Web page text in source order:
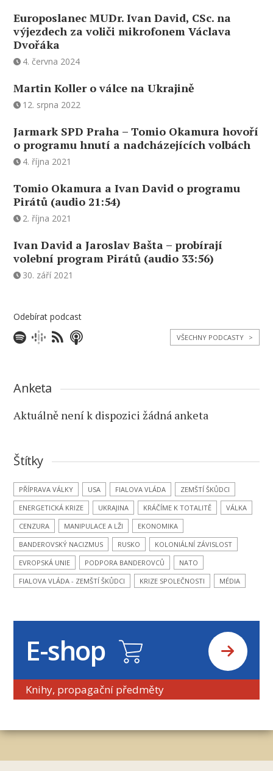
Europoslanec MUDr. Ivan David, CSc. na
výjezdech za voliči mikrofonem Václava
Dvořáka
4. června 2024
Martin Koller o válce na Ukrajině
12. srpna 2022
Jarmark SPD Praha – Tomio Okamura hovoří
o programu hnutí a nadcházejících volbách
4. října 2021
Tomio Okamura a Ivan David o programu
Pirátů (audio 21:54)
2. října 2021
Ivan David a Jaroslav Bašta – probírají
volební program Pirátů (audio 33:56)
30. září 2021
Odebírat podcast
VŠECHNY PODCASTY >
Anketa
Aktuálně není k dispozici žádná anketa
Štítky
PŘÍPRAVA VÁLKY USA FIALOVA VLÁDA
ZEMŠTÍ ŠKŮDCI
ENERGETICKÁ KRIZE
UKRAJINA KRÁČÍME K TOTALITĚ
VÁLKA
CENZURA
MANIPULACE A LŽI
EKONOMIKA
BANDEROVSKÝ NACIZMUS
RUSKO
KOLONIÁLNÍ ZÁVISLOST
EVROPSKÁ UNIE
PODPORA BANDEROVCŮ
NATO
FIALOVA VLÁDA - ZEMŠTÍ ŠKŮDCI
KRIZE SPOLEČNOSTI MÉDIA
E-shop
Knihy, propagační předměty